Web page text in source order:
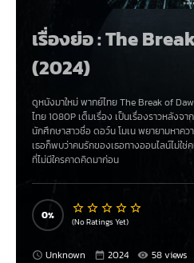
เรื่องย่อ : The
(2024)
ดูหนังมาใหม่ พากย์ไทยThe Break of
ไทย 1080P เต็มเรื่อง เป็นเรื่องราวหลังจา
นักศึกษาสาวชื่อ ดอว์น โมเน พยายามหาค
เธอก็พบว่าคนรักของเธอทางออนไลน์ไม่ใช่
ที่ไม่มีใครคาดคิดมาก่อน
0 (No Ratings Yet)
Unknown 2024 58 views